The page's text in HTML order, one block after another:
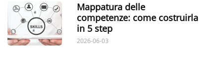
Mappatura delle
competenze: come costruirla
in 5 step
2026-06-03